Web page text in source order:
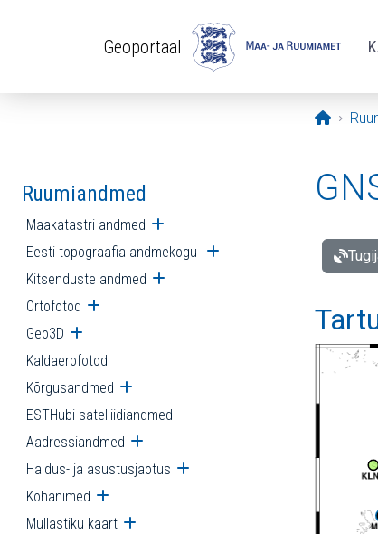
Geoportaal
Avaleht
Ruumiandmed
Maakatastri andmed Ava alammenüü
Eesti topograafia andmekogu Ava alammenüü
Kitsenduste andmed Ava alammenüü
Ortofotod Ava alammenüü
Geo3D Ava alammenüü
Kaldaerofotod
Kõrgusandmed Ava alammenüü
ESTHubi satelliidiandmed
Aadressiandmed Ava alammenüü
Haldus- ja asustusjaotus Ava alammenüü
Kohanimed Ava alammenüü
Mullastiku kaart Ava alammenüü